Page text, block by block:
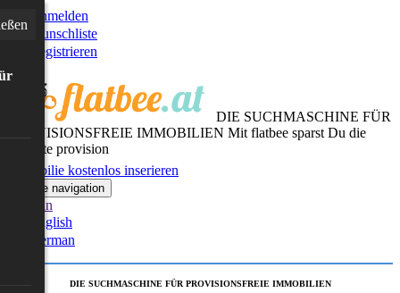
Anmelden
Wunschliste
Registrieren
DIE SUCHMASCHINE FÜR
PROVISIONSFREIE IMMOBILIEN Mit flatbee sparst Du die
gesamte provision
Immobilie kostenlos inserieren
Toggle navigation
German
English
German
DIE SUCHMASCHINE FÜR PROVISIONSFREIE IMMOBILIEN